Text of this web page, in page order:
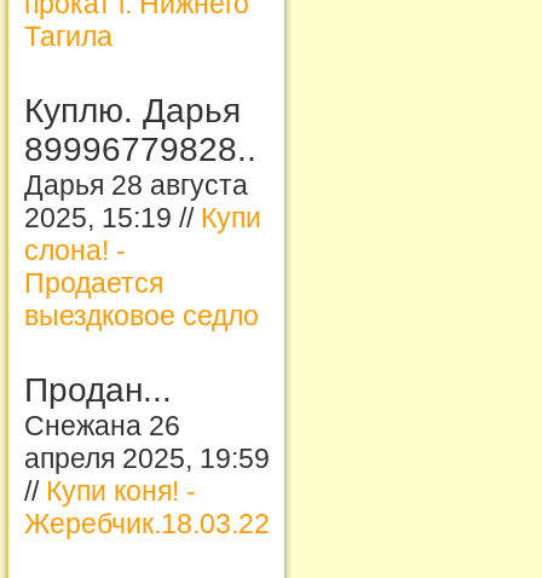
Тагила
Куплю. Дарья
89996779828..
Дарья 28 августа
2025, 15:19 // Купи
слона! -
Продается
выездковое седло
Продан...
Снежана 26
апреля 2025, 19:59
// Купи коня! -
Жеребчик.18.03.22